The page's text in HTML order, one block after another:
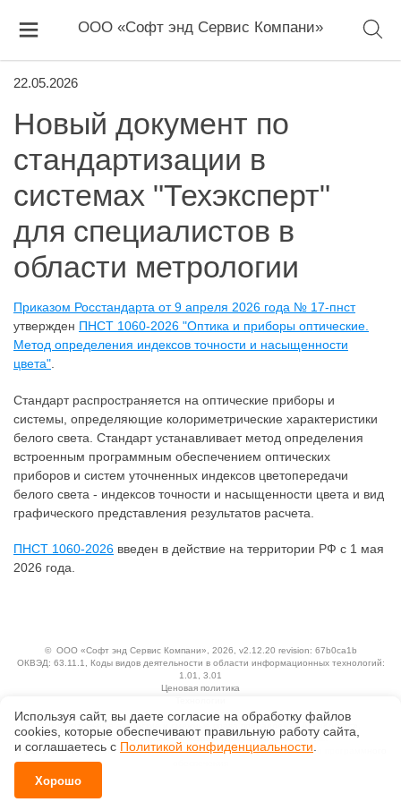
ООО «Софт энд Сервис Компани»
22.05.2026
Новый документ по
стандартизации в
системах "Техэксперт"
для специалистов в
области метрологии
Приказом Росстандарта от 9 апреля 2026 года № 17-пнст
утвержден ПНСТ 1060-2026 "Оптика и приборы оптические.
Метод определения индексов точности и насыщенности
цвета"
Стандарт распространяется на оптические приборы и
системы, определяющие колориметрические характеристики
белого света. Стандарт устанавливает метод определения
встроенным программным обеспечением оптических
приборов и систем уточненных индексов цветопередачи
белого света - индексов точности и насыщенности цвета и вид
графического представления результатов расчета.
ПНСТ 1060-2026 введен в действие на территории РФ с 1 мая
2026 года.
© ООО «Софт энд Сервис Компани» , 2026, v2.12.20 revision: 67b0ca1b
ОКВЭД: 63.11.1, Коды видов деятельности в области информационных технологий:
1.01, 3.01
Ценовая политика
Исключительные авторские и смежные права принадлежат АО «Кодекс».
Положение по обработке и защите персональных данных
Справка о регистрации продуктов АО «Кодекс» в Реестре российского программного
Используя сайт, вы даете согласие на обработку файлов
сооkiеs, которые обеспечивают правильную работу сайта,
и соглашаетесь с Политикой конфиденциальности
Хорошо